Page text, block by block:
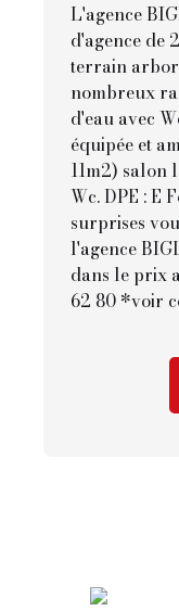
L'agence
d'agence de
terrain
nombreux
d'eau avec
équipée et
11m2) salon
Wc. DPE : E
surprises
l'agence
dans le prix
62 80 *voir